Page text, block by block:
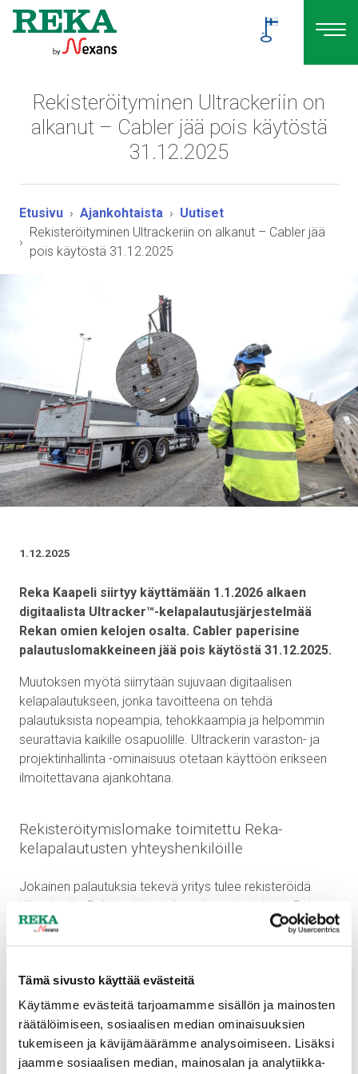
Tämä sivusto käyttää evästeitä
Käytämme evästeitä tarjoamamme sisällön ja mainosten
räätälöimiseen, sosiaalisen median ominaisuuksien
tukemiseen ja kävijämäärämme analysoimiseen. Lisäksi
jaamme sosiaalisen median, mainosalan ja analytiikka-
Rekisteröityminen Ultrackeriin on
alkanut – Cabler jää pois käytöstä
31.12.2025
Etusivu Ajankohtaista
Uutiset
Rekisteröityminen Ultrackeriin on alkanut – Cabler jää
pois käytöstä 31.12.2025
1.12.2025
Reka Kaapeli siirtyy käyttämään 1.1.2026 alkaen
digitaalista Ultracker™-kelapalautusjärjestelmää
Rekan omien kelojen osalta. Cabler paperisine
palautuslomakkeineen jää pois käytöstä 31.12.2025.
Muutoksen myötä siirrytään sujuvaan digitaalisen
kelapalautukseen, jonka tavoitteena on tehdä
palautuksista nopeampia, tehokkaampia ja helpommin
seurattavia kaikille osapuolille. Ultrackerin varaston- ja
projektinhallinta -ominaisuus otetaan käyttöön erikseen
ilmoitettavana ajankohtana.
Rekisteröitymislomake toimitettu Reka-
kelapalautusten yhteyshenkilöille
Jokainen palautuksia tekevä yritys tulee rekisteröidä
Ultrackeriin. Rekisteröitymislomake on toimitettu Reka-
kelapalautusten yhteyshenkilöille sähköpostitse viikolla
voit ottaa yhteyttä tuoteasiantuntija Kirsi Hinkkaan,
yhteystiedot löytyvät alempaa.
Otamme yhteyttä lomakkeelle merkittyyn
yhteyshenkilöön tunnusten luonnin ja käyttöopastuksen